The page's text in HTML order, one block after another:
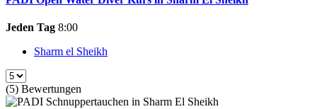
Jeden Tag 8:00
Sharm el Sheikh
(5) Bewertungen